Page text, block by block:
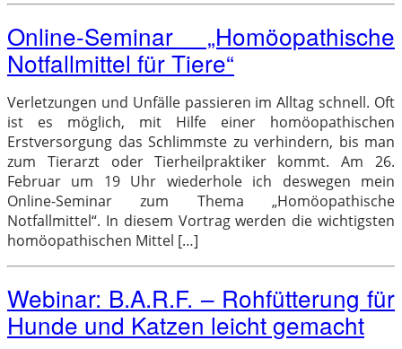
Online-Seminar „Homöopathische
Notfallmittel für Tiere“
Verletzungen und Unfälle passieren im Alltag schnell. Oft
ist es möglich, mit Hilfe einer homöopathischen
Erstversorgung das Schlimmste zu verhindern, bis man
zum Tierarzt oder Tierheilpraktiker kommt. Am 26.
Februar um 19 Uhr wiederhole ich deswegen mein
Online-Seminar zum Thema „Homöopathische
Notfallmittel“. In diesem Vortrag werden die wichtigsten
homöopathischen Mittel […]
Webinar: B.A.R.F. – Rohfütterung für
Hunde und Katzen leicht gemacht